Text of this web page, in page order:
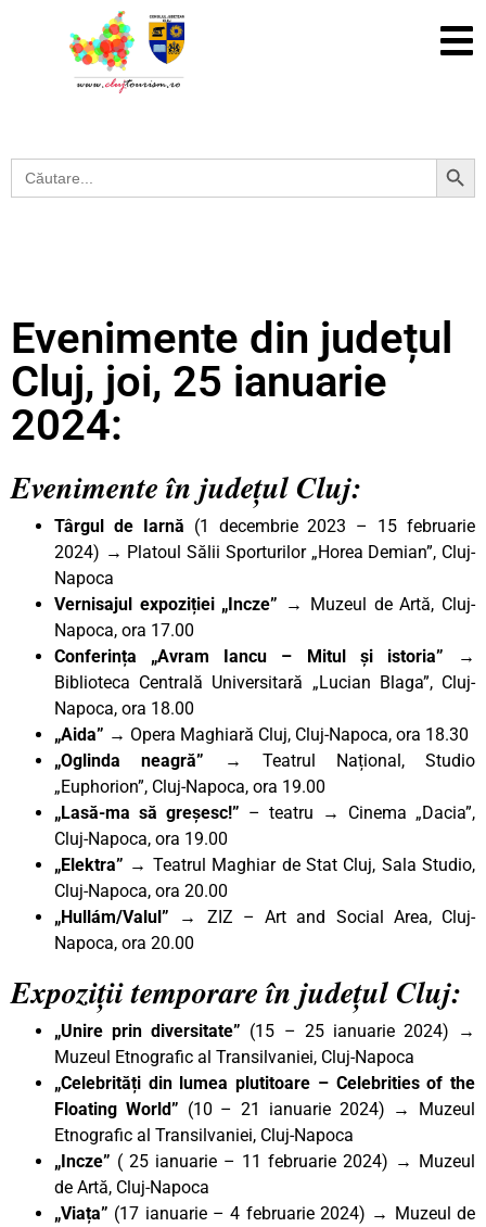
Search
for:
Search Button
Evenimente din județul
Cluj, joi, 25 ianuarie
2024:
Evenimente în județul Cluj:
Târgul de Iarnă (1 decembrie 2023 – 15 februarie
2024) → Platoul Sălii Sporturilor „Horea Demian”, Cluj-
Napoca
Vernisajul expoziției „Incze” → Muzeul de Artă, Cluj-
Napoca, ora 17.00
Conferința „Avram Iancu – Mitul și istoria” →
Biblioteca Centrală Universitară „Lucian Blaga”, Cluj-
Napoca, ora 18.00
„Aida” → Opera Maghiară Cluj, Cluj-Napoca, ora 18.30
„Oglinda neagră” → Teatrul Național, Studio
„Euphorion”, Cluj-Napoca, ora 19.00
„Lasă-ma să greșesc!” – teatru → Cinema „Dacia”,
Cluj-Napoca, ora 19.00
„Elektra” → Teatrul Maghiar de Stat Cluj, Sala Studio,
Cluj-Napoca, ora 20.00
„Hullám/Valul” → ZIZ – Art and Social Area, Cluj-
Napoca, ora 20.00
Expoziții temporare în județul Cluj:
„Unire prin diversitate” (15 – 25 ianuarie 2024) →
Muzeul Etnografic al Transilvaniei, Cluj-Napoca
„Celebrități din lumea plutitoare – Celebrities of the
Floating World” (10 – 21 ianuarie 2024) → Muzeul
Etnografic al Transilvaniei, Cluj-Napoca
„Incze” ( 25 ianuarie – 11 februarie 2024) → Muzeul
de Artă, Cluj-Napoca
„Viața” (17 ianuarie – 4 februarie 2024) → Muzeul de